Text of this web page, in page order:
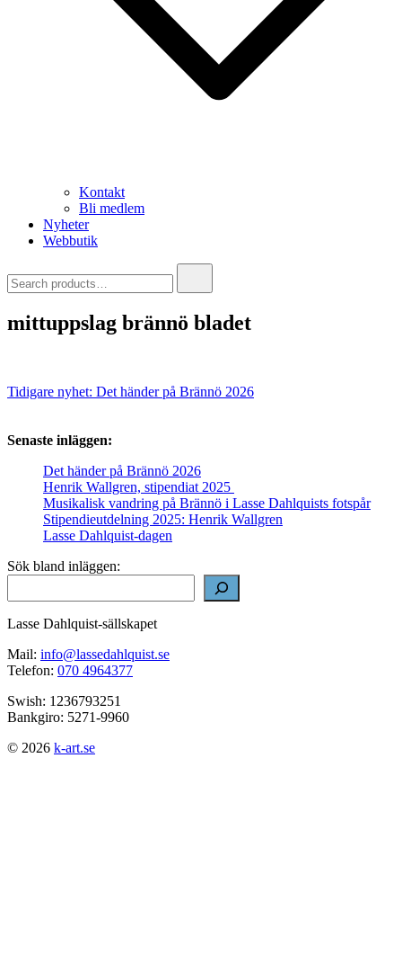
Kontakt
Bli medlem
Nyheter
Webbutik
for:
mittuppslag brännö bladet
Inläggsnavigering
Tidigare nyhet: Det händer på Brännö 2026
Senaste inläggen:
Det händer på Brännö 2026
Henrik Wallgren, stipendiat 2025
Musikalisk vandring på Brännö i Lasse Dahlquists fotspår
Stipendieutdelning 2025: Henrik Wallgren
Lasse Dahlquist-dagen
Sök bland inläggen:
Lasse Dahlquist-sällskapet
Mail: info@lassedahlquist.se
Telefon: 070 4964377
Swish: 1236793251
Bankgiro: 5271-9960
© 2026 k-art.se